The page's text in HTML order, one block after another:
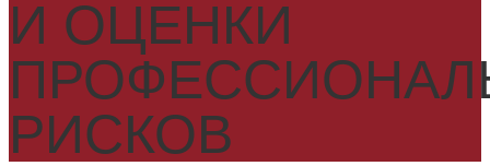
И ОЦЕНКИ
РИСКОВ